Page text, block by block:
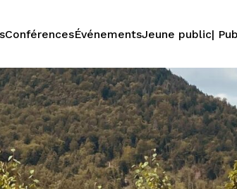
ConférencesÉvénementsJeune public|